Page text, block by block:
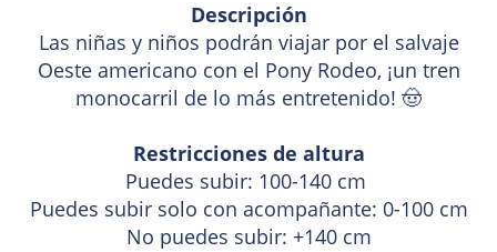
Descripción
Las niñas y niños podrán viajar por el salvaje
Oeste americano con el Pony Rodeo, ¡un tren
monocarril de lo más entretenido! 🤠
Restricciones de altura
Puedes subir: 100-140 cm
Puedes subir solo con acompañante: 0-100 cm
No puedes subir: +140 cm